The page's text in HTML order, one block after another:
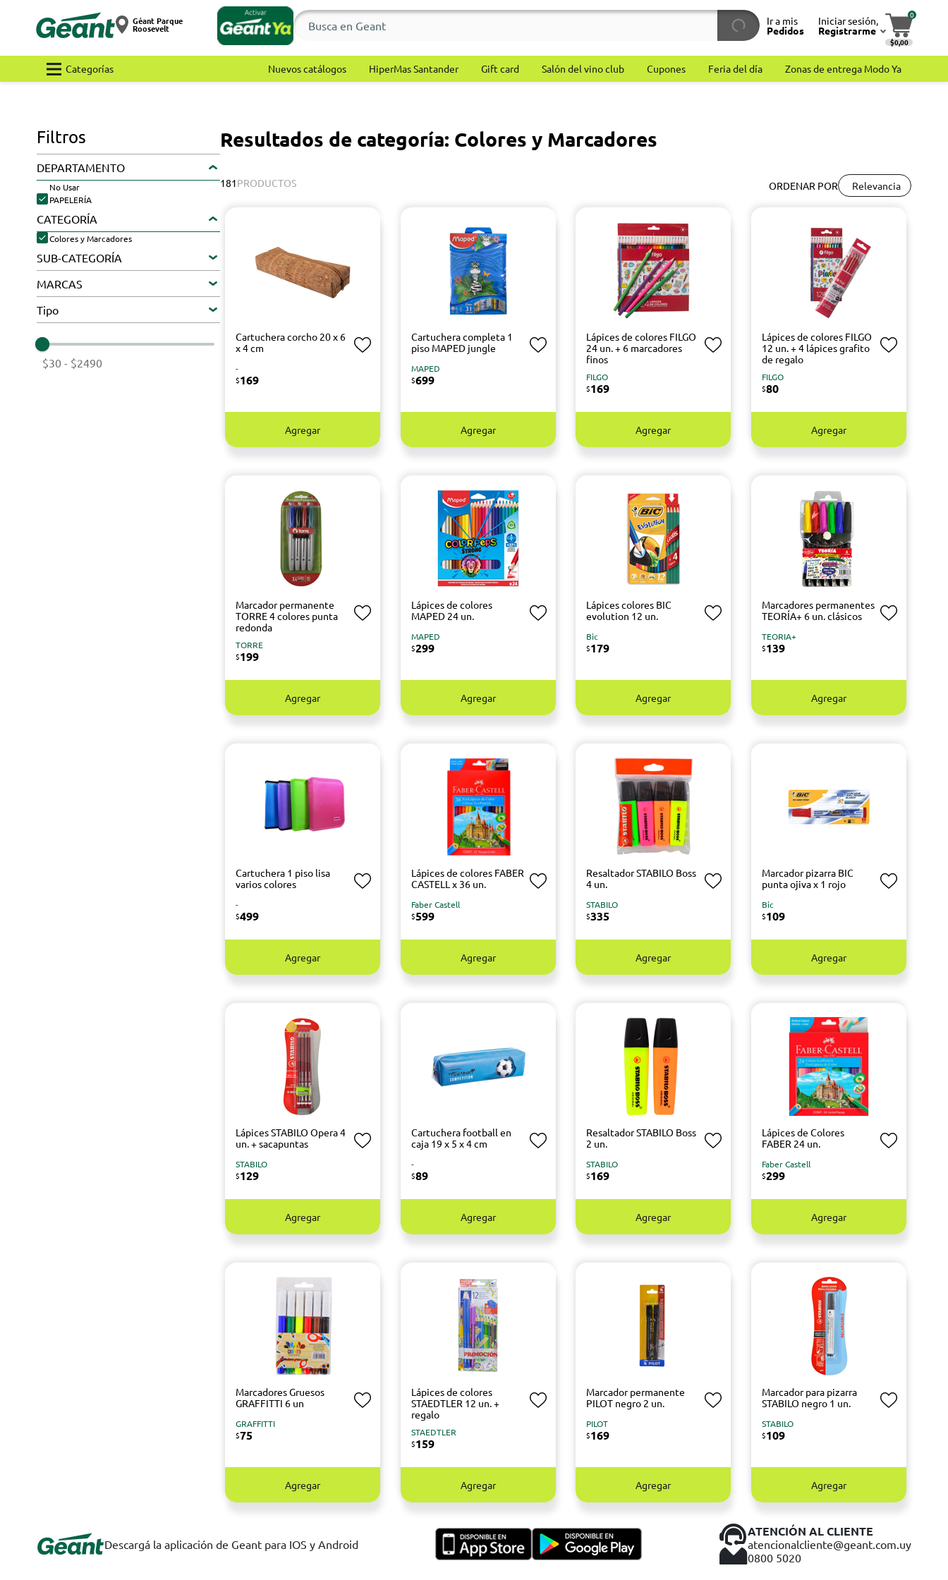
Géant Parque
Roosevelt
Ir a mis
Pedidos
Iniciar sesión,
Registrarme
0
$0,00
Categorías Nuevos catálogos HiperMas Santander Gift card Salón del vino club Cupones Feria del día Zonas de entrega Modo Ya
Filtros
DEPARTAMENTO
No Usar
PAPELERÍA
CATEGORÍA
Colores y Marcadores
SUB-CATEGORÍA
MARCAS
Tipo
$30 - $2490
Resultados de categoría: Colores y Marcadores
ORDENAR POR Relevancia
181PRODUCTOS
Cartuchera corcho 20 x 6
x 4 cm
-
$169
Agregar
Cartuchera completa 1
piso MAPED jungle
MAPED
$699
Agregar
Lápices de colores FILGO
24 un. + 6 marcadores
finos
FILGO
$169
Agregar
Lápices de colores FILGO
12 un. + 4 lápices grafito
de regalo
FILGO
$80
Agregar
Marcador permanente
TORRE 4 colores punta
redonda
TORRE
$199
Agregar
Lápices de colores
MAPED 24 un.
MAPED
$299
Agregar
Lápices colores BIC
evolution 12 un.
Bic
$179
Agregar
Marcadores permanentes
TEORÍA+ 6 un. clásicos
TEORIA+
$139
Agregar
Cartuchera 1 piso lisa
varios colores
-
$499
Agregar
Lápices de colores FABER
CASTELL x 36 un.
Faber Castell
$599
Agregar
Resaltador STABILO Boss
4 un.
STABILO
$335
Agregar
Marcador pizarra BIC
punta ojiva x 1 rojo
Bic
$109
Agregar
Lápices STABILO Opera 4
un. + sacapuntas
STABILO
$129
Agregar
Cartuchera football en
caja 19 x 5 x 4 cm
-
$89
Agregar
Resaltador STABILO Boss
2 un.
STABILO
$169
Agregar
Lápices de Colores
FABER 24 un.
Faber Castell
$299
Agregar
Marcadores Gruesos
GRAFFITTI 6 un
GRAFFITTI
$75
Agregar
Lápices de colores
STAEDTLER 12 un. +
regalo
STAEDTLER
$159
Agregar
Marcador permanente
PILOT negro 2 un.
PILOT
$169
Agregar
Marcador para pizarra
STABILO negro 1 un.
STABILO
$109
Agregar
Descargá la aplicación de Geant para IOS y Android
ATENCIÓN AL CLIENTE
atencionalcliente@geant.com.uy
0800 5020